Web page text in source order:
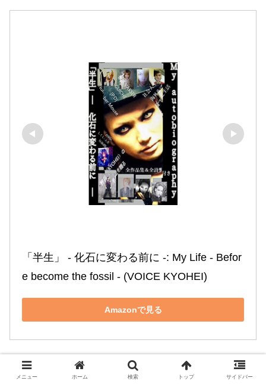
「半生」 ‐ 化石に変わる前に ‐: My Life ‐ Befor
e become the fossil ‐ (VOICE KYOHEI)
Amazonで見る
メニュー ホーム 検索 トップ サイドバー